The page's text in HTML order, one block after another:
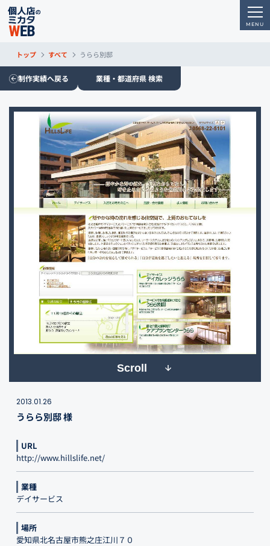
トップ すべて うらら別邸
制作実績へ戻る 業種・都道府県 検索
Scroll
2013.01.26
うらら別邸 様
URL
http://www.hillslife.net/
業種
デイサービス
場所
愛知県北名古屋市熊之庄江川７０